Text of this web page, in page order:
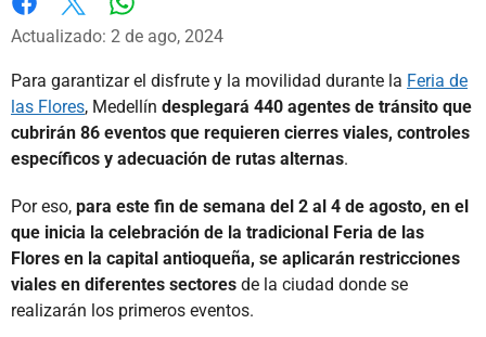
Facebook
X
Actualizado: 2 de ago, 2024
Para garantizar el disfrute y la movilidad durante la Feria de
las Flores, Medellín desplegará 440 agentes de tránsito que
cubrirán 86 eventos que requieren cierres viales, controles
específicos y adecuación de rutas alternas.
Por eso, para este fin de semana del 2 al 4 de agosto, en el
que inicia la celebración de la tradicional Feria de las
Flores en la capital antioqueña, se aplicarán restricciones
viales en diferentes sectores de la ciudad donde se
realizarán los primeros eventos.